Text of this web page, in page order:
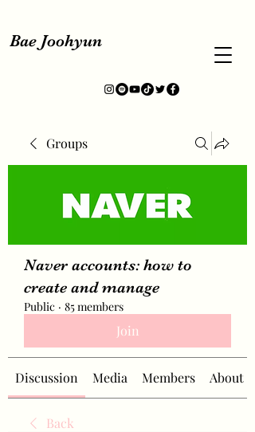
Bae Joohyun
Groups
Naver accounts: how to
create and manage
Public · 85 members
Join
Discussion Media Members About
Back